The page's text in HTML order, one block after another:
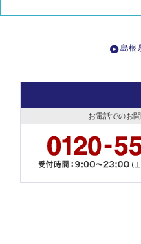
島根
お電話でのお